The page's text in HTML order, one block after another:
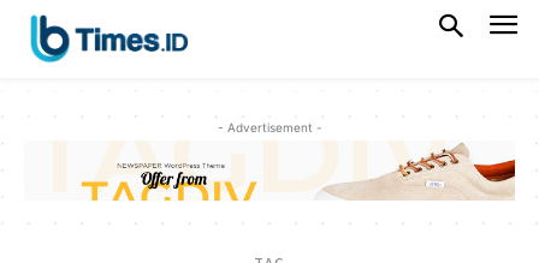
- Advertisement -